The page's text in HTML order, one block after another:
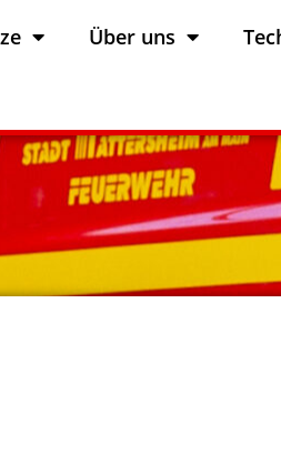
Über uns